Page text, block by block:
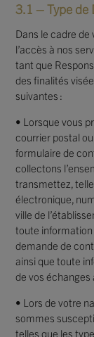
3.1 – Type de
Dans le cadre
l’accès à nos
tant que
des finalités
suivantes :
• Lorsque vous
courrier postal
formulaire de
collectons
transmettez,
électronique,
ville de
toute information
demande de
ainsi que toute
de vos échanges
• Lors de votre
sommes
telles que les